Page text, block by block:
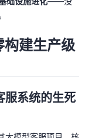
构建生产级
服系统的生死